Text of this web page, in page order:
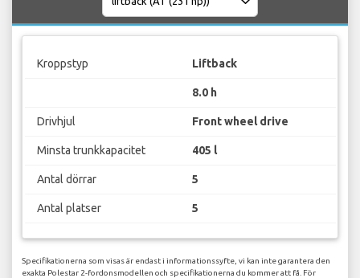
Kroppstyp Liftback
8.0 h
Drivhjul Front wheel drive
Minsta trunkkapacitet 405 l
Antal dörrar 5
Antal platser 5
Specifikationerna som visas är endast i informationssyfte, vi kan inte garantera den
exakta Polestar 2-fordonsmodellen och specifikationerna du kommer att få. För